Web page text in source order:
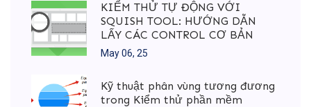
KIỂM THỬ TỰ ĐỘNG VỚI
SQUISH TOOL: HƯỚNG DẪN
LẤY CÁC CONTROL CƠ BẢN
May 06, 25
Kỹ thuật phân vùng tương đương
trong Kiểm thử phần mềm